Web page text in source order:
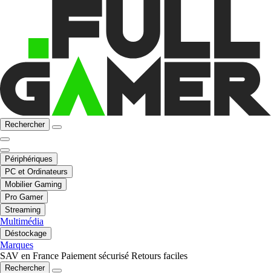
Rechercher
Périphériques
PC et Ordinateurs
Mobilier Gaming
Pro Gamer
Streaming
Multimédia
Déstockage
Marques
SAV en France Paiement sécurisé Retours faciles
Rechercher